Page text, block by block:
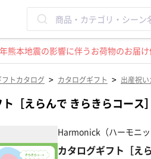
年熊本地震の影響に伴うお荷物のお届
フトカタログ > カタログギフト > 出産祝
［えらんで きらきらコース
Harmonick（ハーモニッ
カタログギフト［え